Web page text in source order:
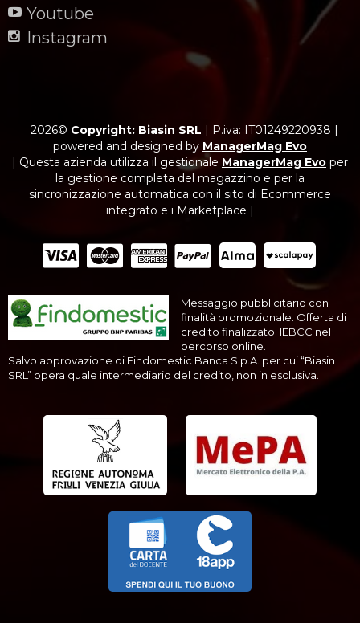
Youtube
Instagram
2026© Copyright: Biasin SRL | P.iva: IT01249220938 |
powered and designed by ManagerMag Evo
| Questa azienda utilizza il gestionale ManagerMag Evo per
la gestione completa del magazzino e per la
sincronizzazione automatica con il sito di Ecommerce
integrato e i Marketplace |
Messaggio pubblicitario con
finalità promozionale. Offerta di
credito finalizzato. IEBCC nel
percorso online.
Salvo approvazione di Findomestic Banca S.p.A. per cui “Biasin
SRL” opera quale intermediario del credito, non in esclusiva.